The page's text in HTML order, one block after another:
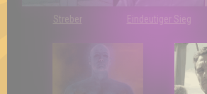
Streber Eindeutiger Sieg